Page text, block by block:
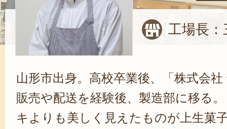
工場長：
山形市出身。高校卒業後、「株式会
販売や配送を経験後、製造部に移る
キよりも美しく見えたものが上生菓